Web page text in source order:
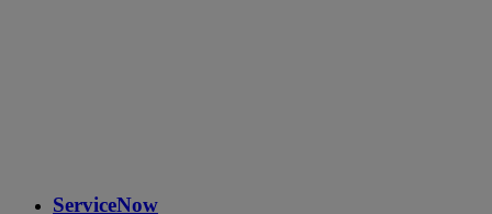
ServiceNow